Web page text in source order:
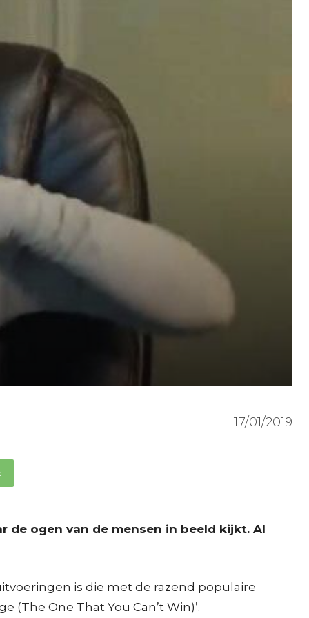
17/01/2019
de ogen van de mensen in beeld kijkt. Al
is die met de razend populaire
One That You Can’t Win)’.